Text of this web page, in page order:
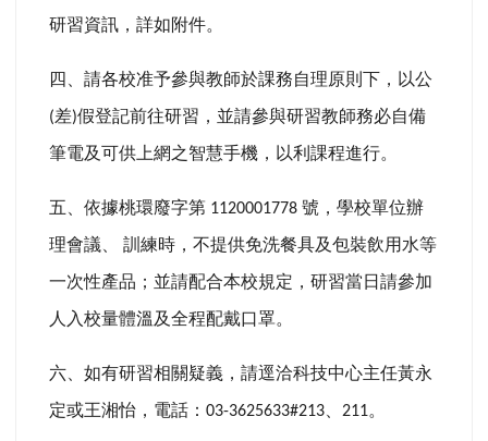
研習資訊，詳如附件。
四、請各校准予參與教師於課務自理原則下，以公
(差)假登記前往研習，並請參與研習教師務必自備
筆電及可供上網之智慧手機，以利課程進行。
五、依據桃環廢字第 1120001778 號，學校單位辦
理會議、
訓練時，不提供免洗餐具及包裝飲用水等
一次性產品；並請配合本校規定，研習當日請參加
人入校量體溫及全程配戴口罩。
六、如有研習相關疑義，請逕洽科技中心主任黃永
定或王湘怡，電話： 03-3625633#213 211。